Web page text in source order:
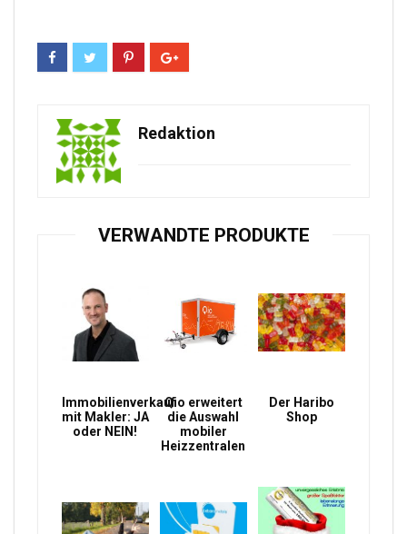
Redaktion
VERWANDTE PRODUKTE
Immobilienverkauf
mit Makler: JA
oder NEIN!
Qio erweitert
die Auswahl
mobiler
Heizzentralen
Der Haribo
Shop